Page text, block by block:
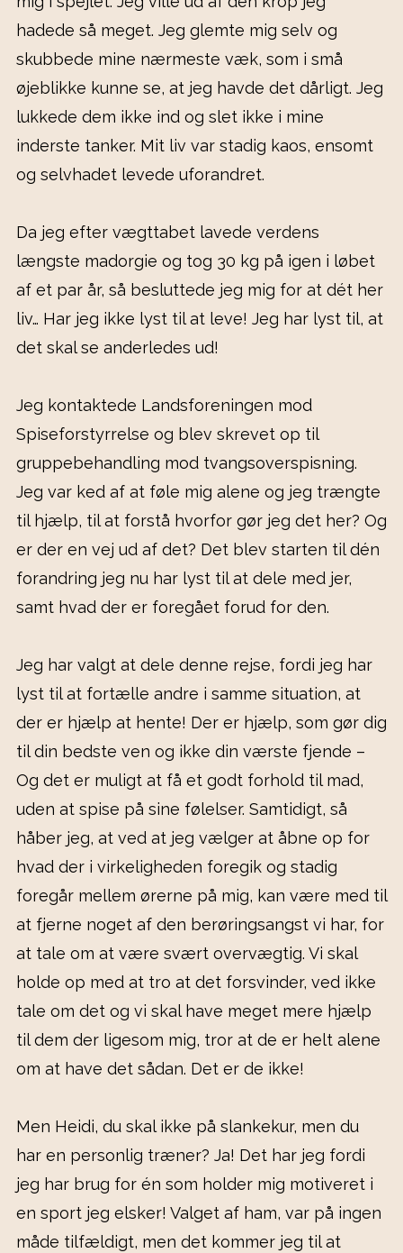
hadede så meget. Jeg glemte mig selv og
skubbede mine nærmeste væk, som i små
øjeblikke kunne se, at jeg havde det dårligt. Jeg
lukkede dem ikke ind og slet ikke i mine
inderste tanker. Mit liv var stadig kaos, ensomt
og selvhadet levede uforandret.
Da jeg efter vægttabet lavede verdens
længste madorgie og tog 30 kg på igen i løbet
af et par år, så besluttede jeg mig for at dét her
liv… Har jeg ikke lyst til at leve! Jeg har lyst til, at
det skal se anderledes ud!
Jeg kontaktede Landsforeningen mod
Spiseforstyrrelse og blev skrevet op til
gruppebehandling mod tvangsoverspisning.
Jeg var ked af at føle mig alene og jeg trængte
til hjælp, til at forstå hvorfor gør jeg det her? Og
er der en vej ud af det? Det blev starten til dén
forandring jeg nu har lyst til at dele med jer,
samt hvad der er foregået forud for den.
Jeg har valgt at dele denne rejse, fordi jeg har
lyst til at fortælle andre i samme situation, at
der er hjælp at hente! Der er hjælp, som gør dig
til din bedste ven og ikke din værste fjende –
Og det er muligt at få et godt forhold til mad,
uden at spise på sine følelser. Samtidigt, så
håber jeg, at ved at jeg vælger at åbne op for
hvad der i virkeligheden foregik og stadig
foregår mellem ørerne på mig, kan være med til
at fjerne noget af den berøringsangst vi har, for
at tale om at være svært overvægtig. Vi skal
holde op med at tro at det forsvinder, ved ikke
tale om det og vi skal have meget mere hjælp
til dem der ligesom mig, tror at de er helt alene
om at have det sådan. Det er de ikke!
Men Heidi, du skal ikke på slankekur, men du
har en personlig træner? Ja! Det har jeg fordi
jeg har brug for én som holder mig motiveret i
en sport jeg elsker! Valget af ham, var på ingen
måde tilfældigt, men det kommer jeg til at